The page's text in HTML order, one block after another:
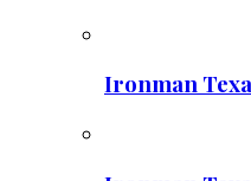
Ironman